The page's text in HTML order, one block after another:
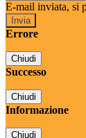
E-mail inviata, si
Errore
Chiudi
Successo
Chiudi
Informazione
Chiudi